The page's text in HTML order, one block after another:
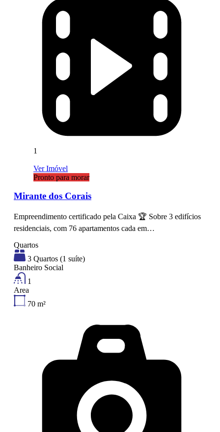
1
Ver Imóvel
Pronto para morar
Mirante dos Corais
Empreendimento certificado pela Caixa 🏆 Sobre 3 edifícios
residenciais, com 76 apartamentos cada em…
Quartos
3 Quartos (1 suíte)
Banheiro Social
1
Area
70 m²